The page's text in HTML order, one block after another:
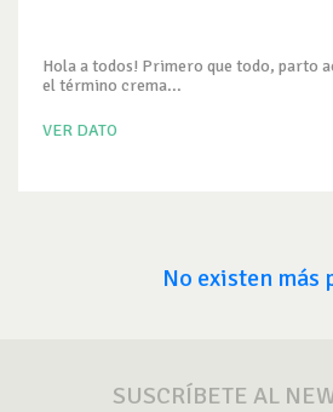
Hola a todos! Primero que todo, parto
el término crema...
VER DATO
No existen más
SUSCRÍBETE AL